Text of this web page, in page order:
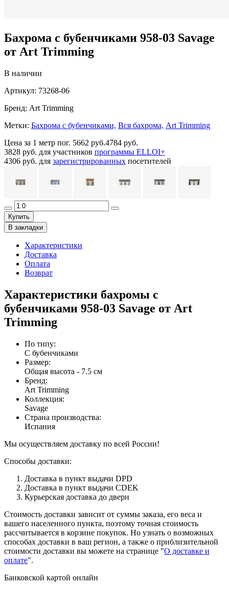
Бахрома с бубенчиками 958-03 Savage
от Art Trimming
В наличии
Артикул: 73268-06
Бренд: Art Trimming
Метки: Бахрома с бубенчиками, Вся бахрома, Art Trimming
Цена за 1 метр пог. 5662 руб.4784 руб.
3828 руб. для участников программы ELLOI+
4306 руб. для зарегистрированных посетителей
Купить
В закладки
Характеристики
Доставка
Оплата
Возврат
Характеристики бахромы с
бубенчиками 958-03 Savage от Art
Trimming
По типу:
С бубенчиками
Размер:
Общая высота - 7.5 см
Бренд:
Art Trimming
Коллекция:
Savage
Страна производства:
Испания
Мы осуществляем доставку по всей России!
Способы доставки:
Доставка в пункт выдачи DPD
Доставка в пункт выдачи CDEK
Курьерская доставка до двери
Стоимость доставки зависит от суммы заказа, его веса и
вашего населенного пункта, поэтому точная стоимость
рассчитывается в корзине покупок. Но узнать о возможных
способах доставки в ваш регион, а также о приблизительной
стоимости доставки вы можете на странице "О доставке и
оплате".
Банковской картой онлайн